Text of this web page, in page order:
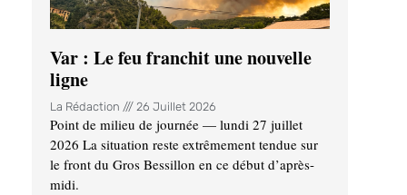
Var : Le feu franchit une nouvelle
ligne
La Rédaction 26 Juillet 2026
Point de milieu de journée — lundi 27 juillet
2026 La situation reste extrêmement tendue sur
le front du Gros Bessillon en ce début d’après-
midi.